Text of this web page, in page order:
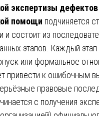
экспертизы дефектов
помощи подчиняется
и состоит из
этапов. Каждый этап
или формальное
привести к ошибочным
правовые
с получения